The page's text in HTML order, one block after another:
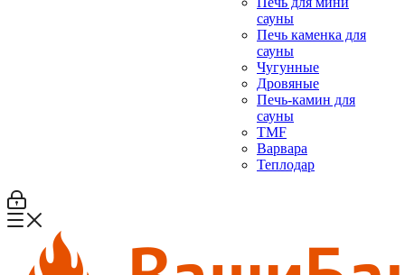
сауны
Печь каменка для
сауны
Чугунные
Дровяные
Печь-камин для
сауны
TMF
Варвара
Теплодар